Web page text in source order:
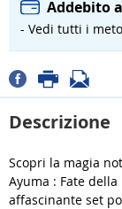
Addebito
- Vedi tutti i
Descrizione
Scopri la magia
Ayuma : Fate
affascinante set